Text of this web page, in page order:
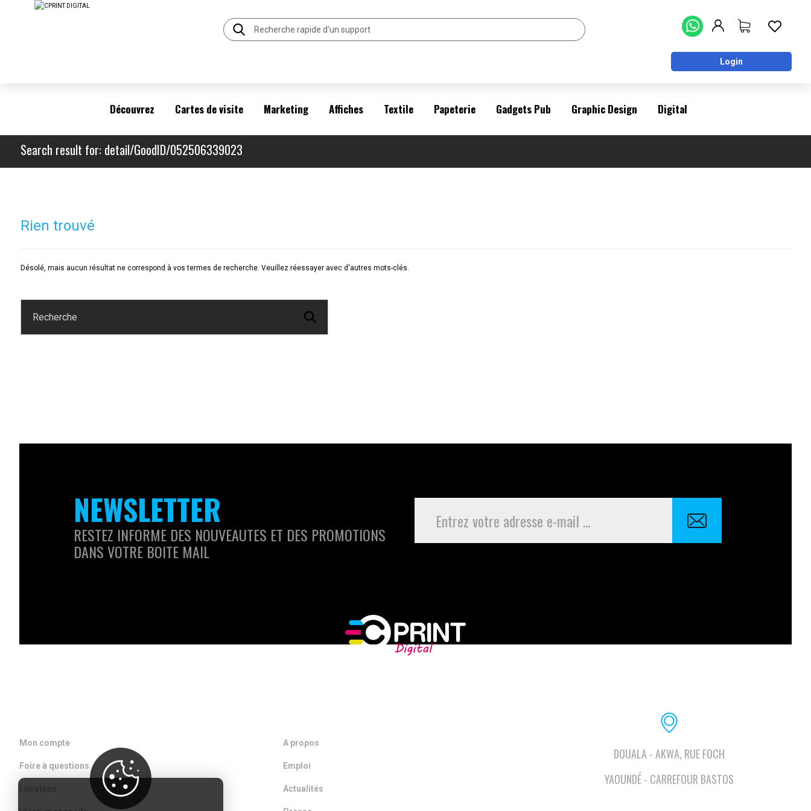
Login
Découvrez Cartes de visite Marketing Affiches Textile Papeterie Gadgets Pub Graphic Design Digital
Search result for: detail/GoodID/052506339023
Rien trouvé
Désolé, mais aucun résultat ne correspond à vos termes de recherche. Veuillez réessayer avec d'autres mots-clés.
NEWSLETTER
RESTEZ INFORME DES NOUVEAUTES ET DES PROMOTIONS
DANS VOTRE BOITE MAIL
Mon compte
Foire à questions
A propos
Emploi
Actualités
DOUALA - AKWA, RUE FOCH
YAOUNDÉ - CARREFOUR BASTOS